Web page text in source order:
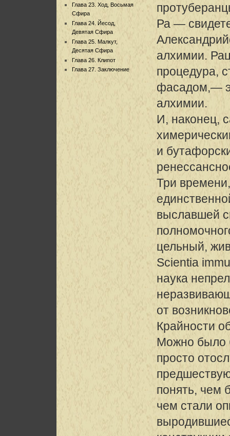
Глава 23. Ход, Восьмая
Сфира
Глава 24. Йесод,
Девятая Сфира
Глава 25. Малкут,
Десятая Сфира
Глава 26. Клипот
Глава 27. Заключение
Ра —
алхимии.
процедура,
фасадом,—
алхимии.
И, наконец,
и
Три
выславшей
цельный,
Scientia
наука
от
Крайности
Можно было
просто
понять, чем
чем стали